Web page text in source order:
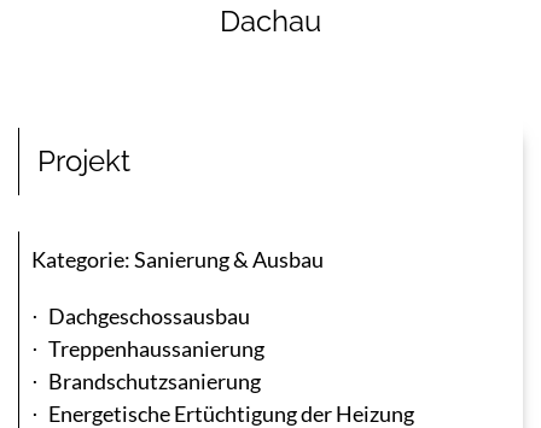
Dachau
Projekt
Kategorie:Sanierung & Ausbau
Dachgeschossausbau
Treppenhaussanierung
Brandschutzsanierung
Energetische Ertüchtigung der Heizung